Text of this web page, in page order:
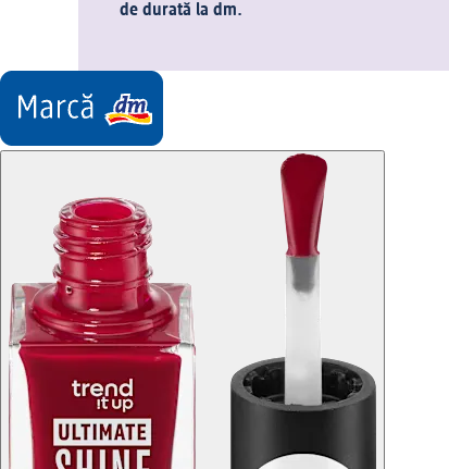
de durată la dm.